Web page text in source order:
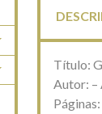
Título:
Autor: –